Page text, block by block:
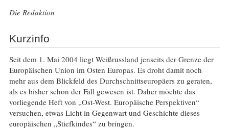
Die Redaktion
Kurzinfo
Seit dem 1. Mai 2004 liegt Weißrussland jenseits der Grenze der
Europäischen Union im Osten Europas. Es droht damit noch
mehr aus dem Blickfeld des Durchschnittseuropäers zu geraten,
als es bisher schon der Fall gewesen ist. Daher möchte das
vorliegende Heft von „Ost-West. Europäische Perspektiven“
versuchen, etwas Licht in Gegenwart und Geschichte dieses
europäischen „Stiefkindes“ zu bringen.